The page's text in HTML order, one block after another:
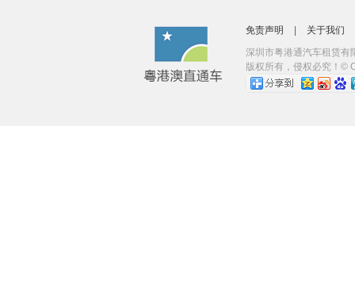
免责声明 关于我们
深圳市粤港通汽车租赁有
版权所有，侵权必究！©